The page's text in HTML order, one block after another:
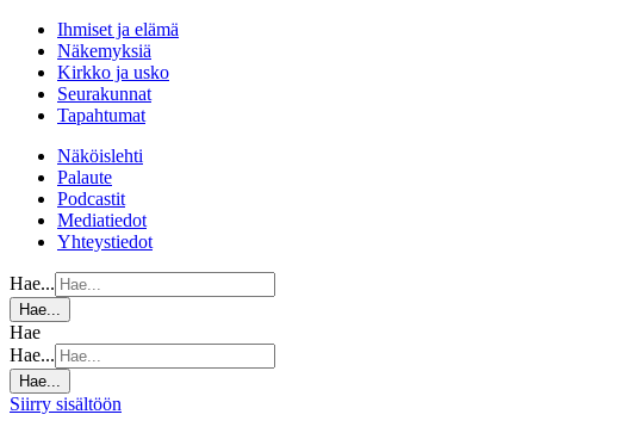
Ihmiset ja elämä
Näkemyksiä
Kirkko ja usko
Seurakunnat
Tapahtumat
Näköislehti
Palaute
Podcastit
Mediatiedot
Yhteystiedot
Hae...
Hae...
Hae
Hae...
Hae...
Siirry sisältöön